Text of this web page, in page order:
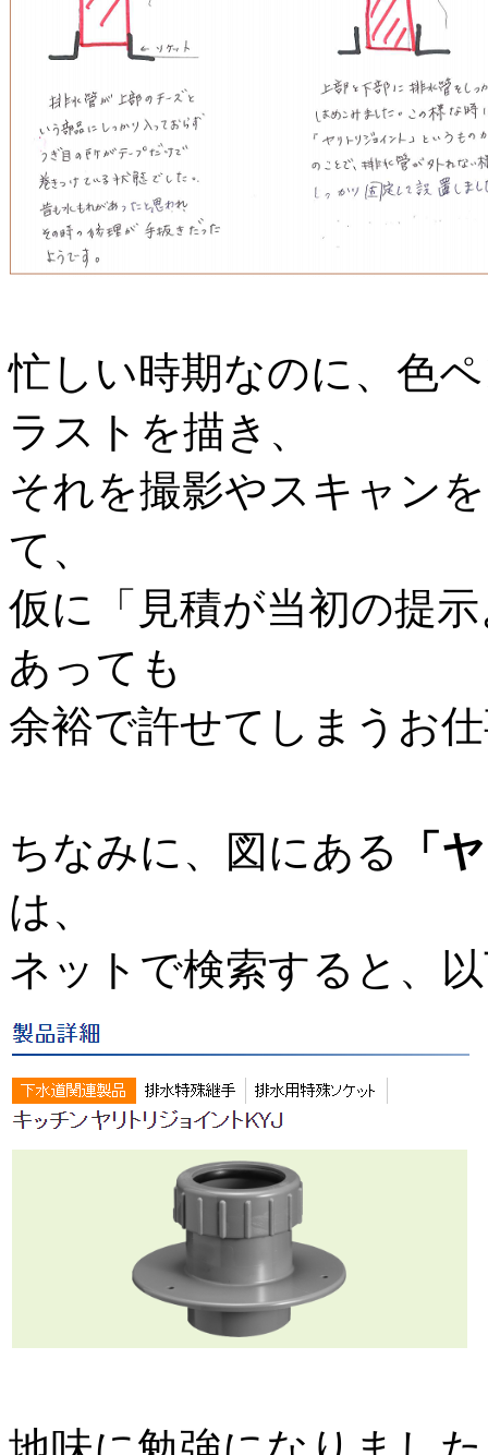
忙しい時期なのに、色
ラストを描き、
それを撮影やスキャン
て、
仮に「見積が当初の提
あっても
余裕で許せてしまうお
ちなみに、図にある
「
は、
ネットで検索すると、